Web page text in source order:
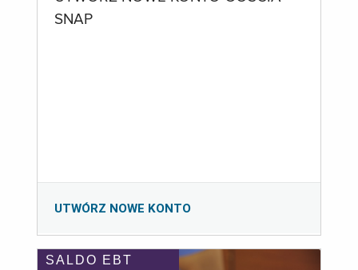
SNAP
UTWÓRZ NOWE KONTO
SALDO EBT